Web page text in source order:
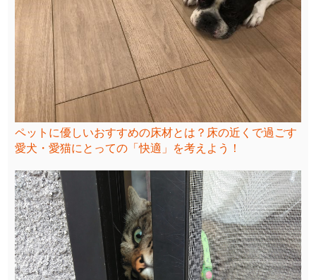
ペットに優しいおすすめの床材とは？床の近くで過ごす
愛犬・愛猫にとっての「快適」を考えよう！